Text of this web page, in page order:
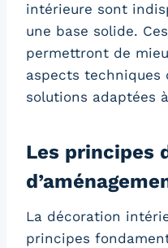
intérieure sont
une base solide.
permettront de
aspects techniques
solutions adaptées
Les principes
La décoration
principes